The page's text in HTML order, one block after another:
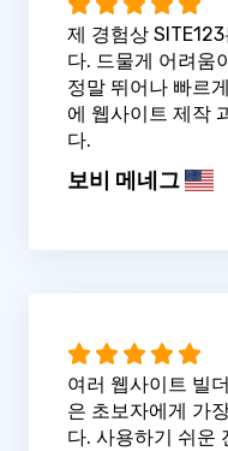
제 경험상
다. 드물게 어려움
정말 뛰어나 빠르
에 웹사이트 제작
다.
보비 메네그
여러 웹사이트 빌
은 초보자에게 가
다. 사용하기 쉬운